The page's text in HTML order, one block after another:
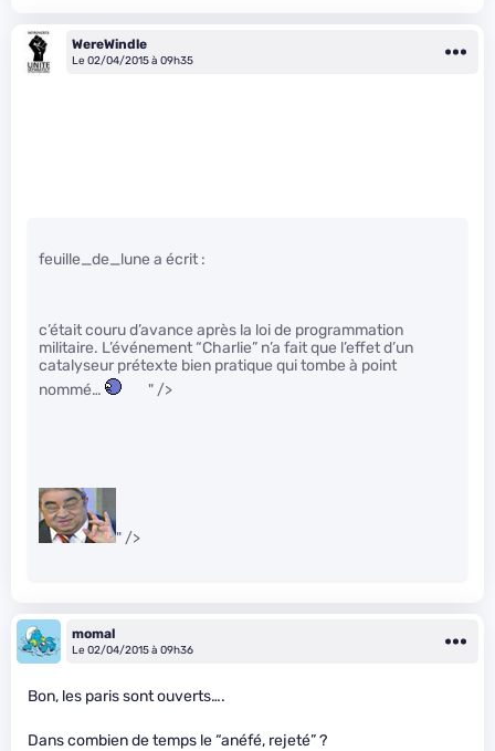
WereWindle
Le 02/04/2015 à 09h35
feuille_de_lune a écrit :
c’était couru d’avance après la loi de programmation
militaire. L’événement “Charlie” n’a fait que l’effet d’un
catalyseur prétexte bien pratique qui tombe à point
nommé…
" />
" />
momal
Le 02/04/2015 à 09h36
Bon, les paris sont ouverts….
Dans combien de temps le “anéfé, rejeté” ?